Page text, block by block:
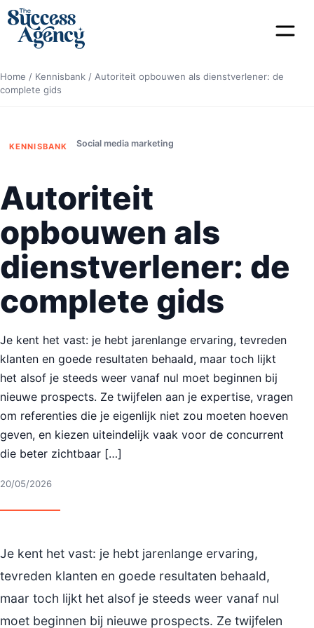
Home / Kennisbank / Autoriteit opbouwen als dienstverlener: de
complete gids
KENNISBANK Social media marketing
Autoriteit
opbouwen als
dienstverlener: de
complete gids
Je kent het vast: je hebt jarenlange ervaring, tevreden
klanten en goede resultaten behaald, maar toch lijkt
het alsof je steeds weer vanaf nul moet beginnen bij
nieuwe prospects. Ze twijfelen aan je expertise, vragen
om referenties die je eigenlijk niet zou moeten hoeven
geven, en kiezen uiteindelijk vaak voor de concurrent
die beter zichtbaar […]
20/05/2026
Je kent het vast: je hebt jarenlange ervaring,
tevreden klanten en goede resultaten behaald,
maar toch lijkt het alsof je steeds weer vanaf nul
moet beginnen bij nieuwe prospects. Ze twijfelen